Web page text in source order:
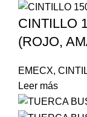
CINTILLO
(ROJO,
EMECX,
Leer más